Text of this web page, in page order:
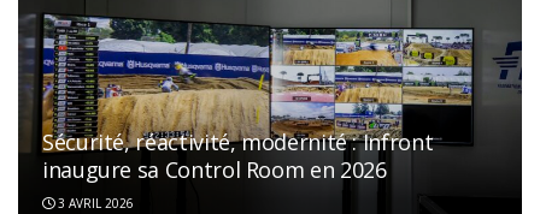
Sécurité, réactivité, modernité : Infront
inaugure sa Control Room en 2026
3 AVRIL 2026